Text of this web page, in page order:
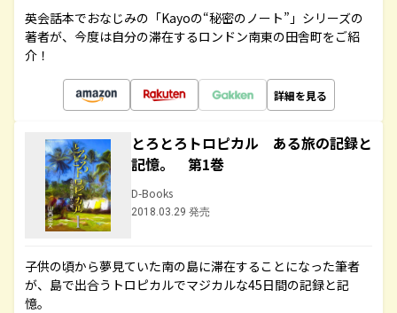
英会話本でおなじみの「Kayoの“秘密のノート”」シリーズの
著者が、今度は自分の滞在するロンドン南東の田舎町をご紹
介！
詳細を見る
とろとろトロピカル ある旅の記録と
記憶。 第1巻
D-Books
2018.03.29 発売
子供の頃から夢見ていた南の島に滞在することになった筆者
が、島で出合うトロピカルでマジカルな45日間の記録と記
憶。